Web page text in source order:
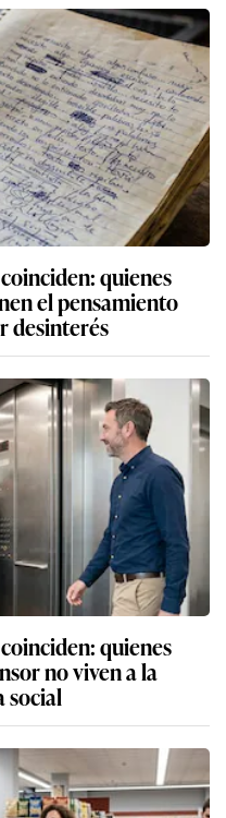
quienes
el pensamiento
desinterés
quienes
no viven a la
social